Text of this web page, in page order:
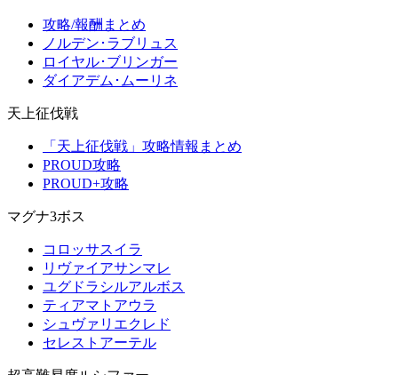
攻略/報酬まとめ
ノルデン･ラブリュス
ロイヤル･ブリンガー
ダイアデム･ムーリネ
天上征伐戦
「天上征伐戦」攻略情報まとめ
PROUD攻略
PROUD+攻略
マグナ3ボス
コロッサスイラ
リヴァイアサンマレ
ユグドラシルアルボス
ティアマトアウラ
シュヴァリエクレド
セレストアーテル